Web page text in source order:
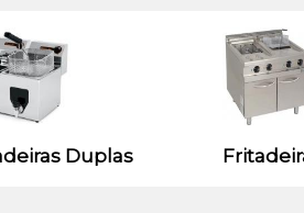
Duplas